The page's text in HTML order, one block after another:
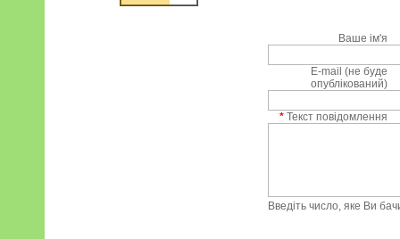
Ваше ім'я
E-mail (не буде
опублікований)
* Текст повідомлення
Введіть число, яке Ви